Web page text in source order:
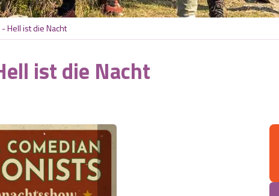
Hell ist die Nacht
ist die Nacht